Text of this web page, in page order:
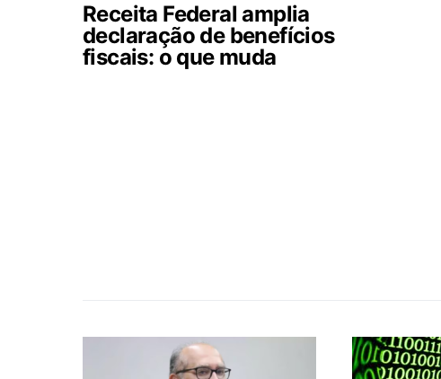
Receita Federal amplia
declaração de benefícios
fiscais: o que muda